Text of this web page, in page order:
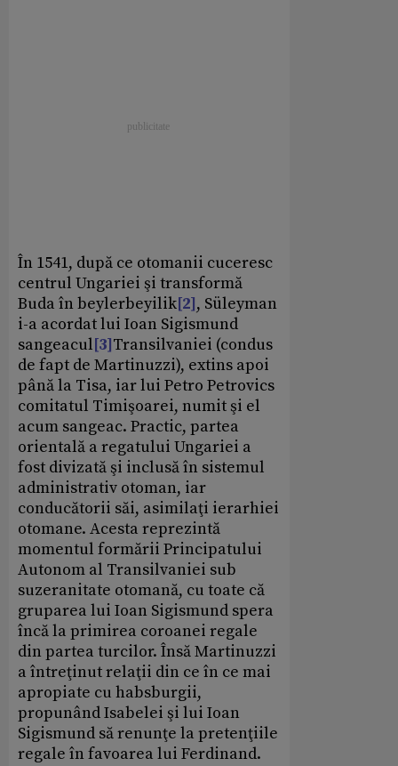
În 1541, după ce otomanii cuceresc
centrul Ungariei şi transformă
Buda în beylerbeyilik[2], Süleyman
i-a acordat lui Ioan Sigismund
sangeacul[3]Transilvaniei (condus
de fapt de Martinuzzi), extins apoi
până la Tisa, iar lui Petro Petrovics
comitatul Timişoarei, numit şi el
acum sangeac. Practic, partea
orientală a regatului Ungariei a
fost divizată şi inclusă în sistemul
administrativ otoman, iar
conducătorii săi, asimilaţi ierarhiei
otomane. Acesta reprezintă
momentul formării Principatului
Autonom al Transilvaniei sub
suzeranitate otomană, cu toate că
gruparea lui Ioan Sigismund spera
încă la primirea coroanei regale
din partea turcilor. Însă Martinuzzi
a întreţinut relaţii din ce în ce mai
apropiate cu habsburgii,
propunând Isabelei şi lui Ioan
Sigismund să renunţe la pretenţiile
regale în favoarea lui Ferdinand.